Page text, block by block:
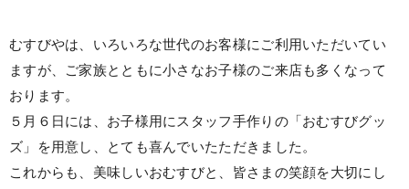
むすびやは、いろいろな世代のお客様にご利用いただいてい
ますが、ご家族とともに小さなお子様のご来店も多くなって
おります。
５月６日には、お子様用にスタッフ手作りの「おむすびグッ
ズ」を用意し、とても喜んでいたただきました。
これからも、美味しいおむすびと、皆さまの笑顔を大切にし